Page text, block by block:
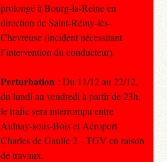
prolongé à Bourg-la-Reine en
direction de Saint-Rémy-lès-
Chevreuse (incident nécessitant
l’intervention du conducteur).
Perturbation : Du 11/12 au 22/12,
du lundi au vendredi à partir de 23h,
le trafic sera interrompu entre
Aulnay-sous-Bois et Aéroport
Charles de Gaulle 2 – TGV en raison
de travaux.